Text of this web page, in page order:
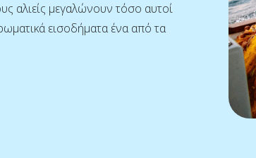
αλιείς μεγαλώνουν τόσο αυτοί
εισοδήματα ένα από τα